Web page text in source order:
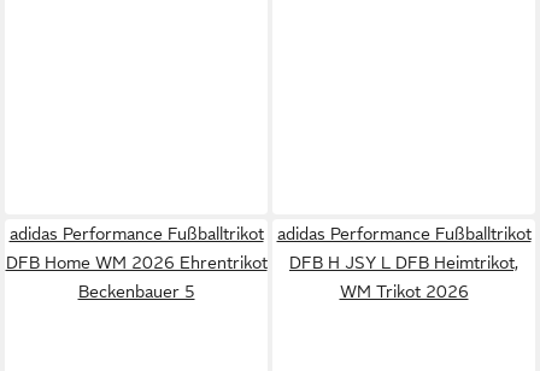
adidas Performance Fußballtrikot
DFB Home WM 2026 Ehrentrikot
Beckenbauer 5
adidas Performance Fußballtrikot
DFB H JSY L DFB Heimtrikot,
WM Trikot 2026